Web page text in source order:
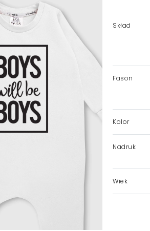
Skład
Fason
Kolor
Nadruk
Wiek